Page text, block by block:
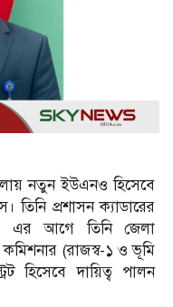
নতুন ইউএনও হিসেবে
তিনি প্রশাসন ক্যাডারের
এর আগে তিনি জেলা
কমিশনার (রাজস্ব-১ ও ভূমি
হিসেবে দায়িত্ব পালন